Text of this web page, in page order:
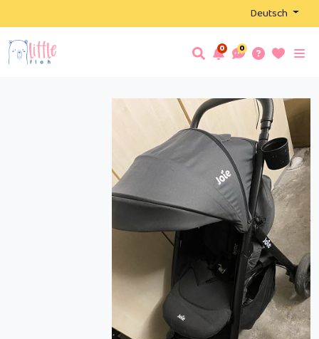
Deutsch
0 0